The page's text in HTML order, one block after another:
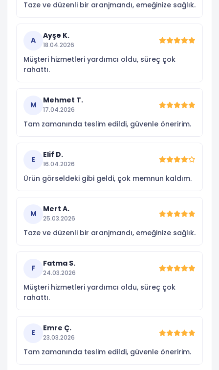
Taze ve düzenli bir aranjmandı, emeğinize sağlık.
A
Ayşe K.
18.04.2026
Müşteri hizmetleri yardımcı oldu, süreç çok
rahattı.
M
Mehmet T.
17.04.2026
Tam zamanında teslim edildi, güvenle öneririm.
E
Elif D.
16.04.2026
Ürün görseldeki gibi geldi, çok memnun kaldım.
M
Mert A.
25.03.2026
Taze ve düzenli bir aranjmandı, emeğinize sağlık.
F
Fatma S.
24.03.2026
Müşteri hizmetleri yardımcı oldu, süreç çok
rahattı.
E
Emre Ç.
23.03.2026
Tam zamanında teslim edildi, güvenle öneririm.